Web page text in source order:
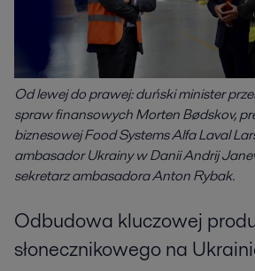
Od lewej do prawej: duński minister
spraw finansowych Morten Bødskov,
biznesowej Food Systems Alfa Laval
ambasador Ukrainy w Danii Andrij
sekretarz ambasadora Anton Rybak.
Odbudowa kluczowej
słonecznikowego na